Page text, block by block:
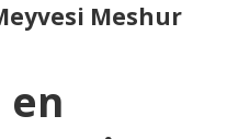
Meshur
en